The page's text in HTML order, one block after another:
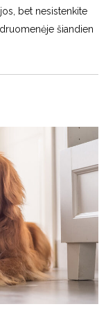
bet nesistenkite
šiandien